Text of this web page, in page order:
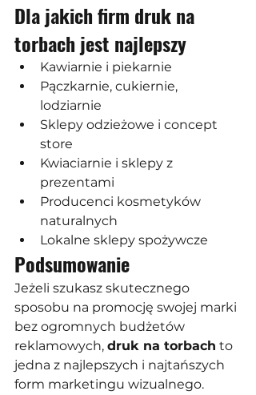
Dla jakich firm druk na
torbach jest najlepszy
Kawiarnie i piekarnie
Pączkarnie, cukiernie,
lodziarnie
Sklepy odzieżowe i concept
store
Kwiaciarnie i sklepy z
prezentami
Producenci kosmetyków
naturalnych
Lokalne sklepy spożywcze
Podsumowanie
Jeżeli szukasz skutecznego
sposobu na promocję swojej marki
bez ogromnych budżetów
reklamowych, druk na torbach to
jedna z najlepszych i najtańszych
form marketingu wizualnego.